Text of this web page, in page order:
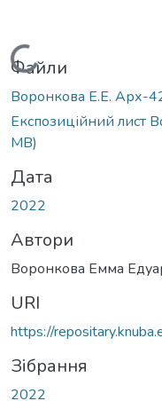
Вантажиться...
Файли
Воронкова Е.Е. Арх-
Експозиційний лист
MB)
Дата
2022
Автори
Воронкова Емма
URI
https://
Зібрання
2022